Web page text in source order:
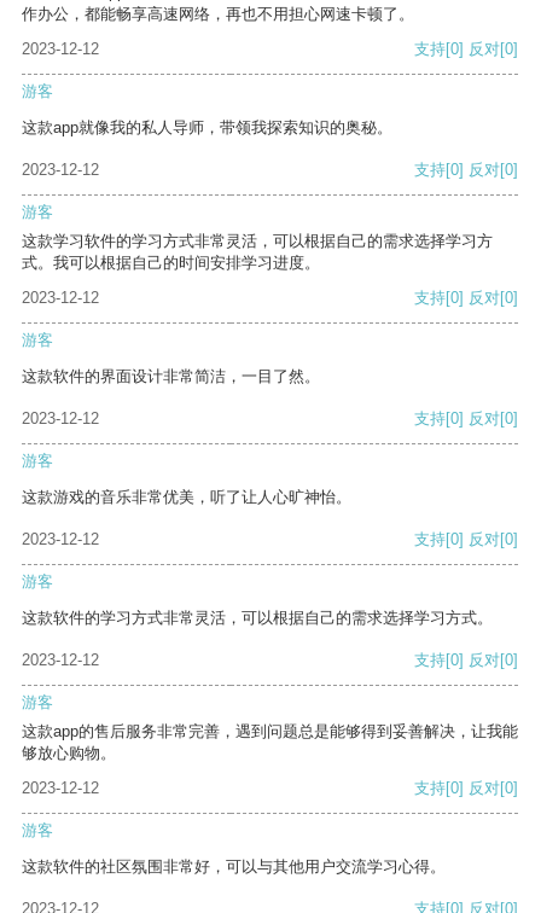
作办公，都能畅享高速网络，再也不用担心网速卡顿了。
2023-12-12
支持[0] 反对[0]
游客
这款app就像我的私人导师，带领我探索知识的奥秘。
2023-12-12 支持[0] 反对[0]
游客
这款学习软件的学习方式非常灵活，可以根据自己的需求选择学习方
式。我可以根据自己的时间安排学习进度。
2023-12-12
支持[0] 反对[0]
游客
这款软件的界面设计非常简洁，一目了然。
2023-12-12 支持[0] 反对[0]
游客
这款游戏的音乐非常优美，听了让人心旷神怡。
2023-12-12 支持[0] 反对[0]
游客
这款软件的学习方式非常灵活，可以根据自己的需求选择学习方式。
2023-12-12 支持[0] 反对[0]
游客
这款app的售后服务非常完善，遇到问题总是能够得到妥善解决，让我能
够放心购物。
2023-12-12
支持[0] 反对[0]
游客
这款软件的社区氛围非常好，可以与其他用户交流学习心得。
2023-12-12 支持[0] 反对[0]